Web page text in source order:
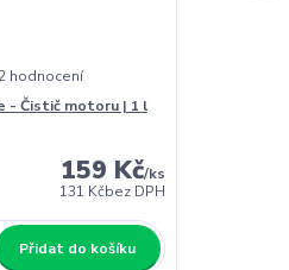
2 hodnocení
- Čistič motoru | 1 l
159 Kč/ks
131 Kčbez DPH
Přidat do košíku